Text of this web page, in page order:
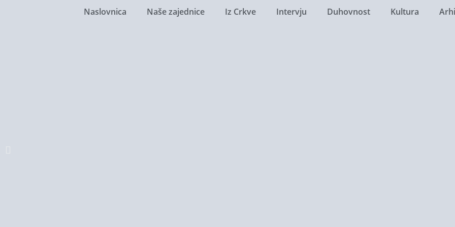
Naslovnica Naše zajednice Iz Crkve Intervju Duhovnost Kultura